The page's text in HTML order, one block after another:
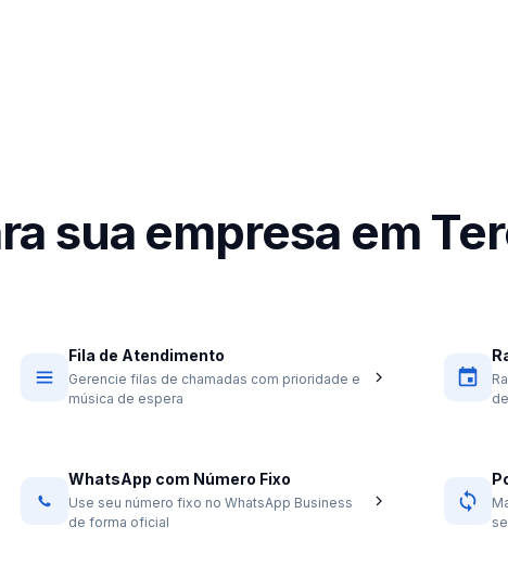
sua empresa em
Fila de Atendimento
Gerencie filas de chamadas com prioridade e
música de espera
WhatsApp com Número Fixo
Use seu número fixo no WhatsApp Business
de forma oficial